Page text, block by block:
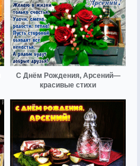
С Днём Рождения, Арсений—
красивые стихи